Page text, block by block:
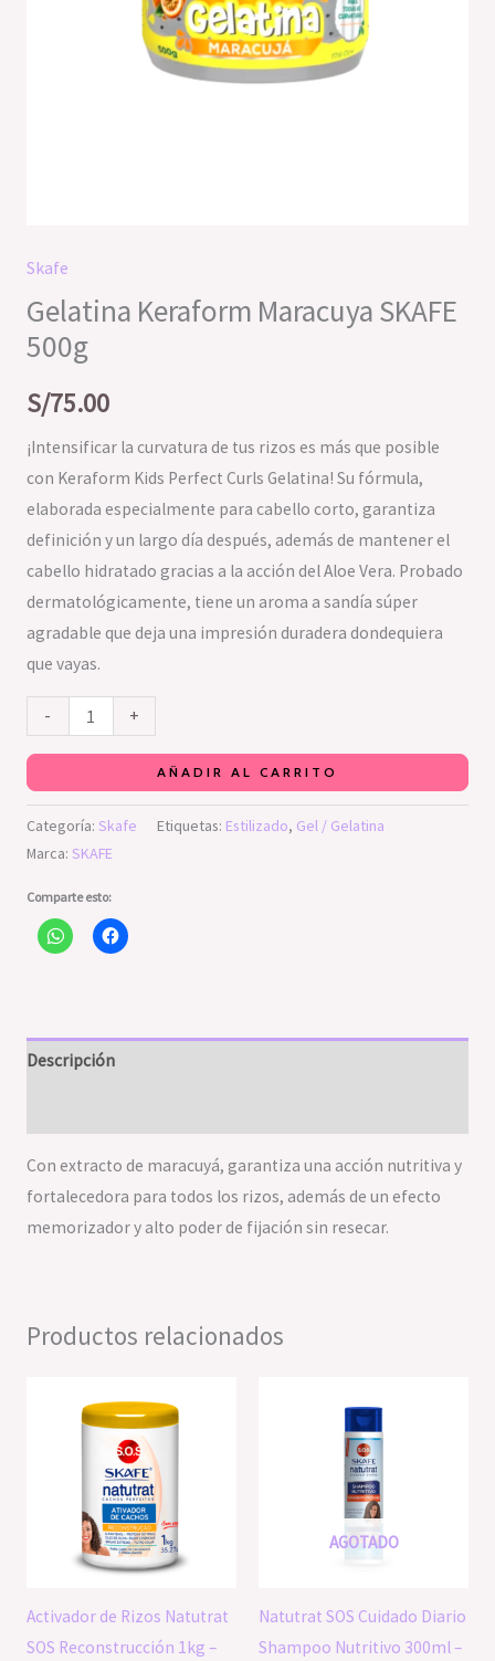
Skafe
Gelatina Keraform Maracuya SKAFE
500g
S/75.00
¡Intensificar la curvatura de tus rizos es más que posible
con Keraform Kids Perfect Curls Gelatina! Su fórmula,
elaborada especialmente para cabello corto, garantiza
definición y un largo día después, además de mantener el
cabello hidratado gracias a la acción del Aloe Vera. Probado
dermatológicamente, tiene un aroma a sandía súper
agradable que deja una impresión duradera dondequiera
que vayas.
- +
AÑADIR AL CARRITO
Categoría: Skafe Etiquetas: Estilizado, Gel / Gelatina
Marca: SKAFE
Comparte esto:
Descripción
Con extracto de maracuyá, garantiza una acción nutritiva y
fortalecedora para todos los rizos, además de un efecto
memorizador y alto poder de fijación sin resecar.
Productos relacionados
Activador de Rizos Natutrat
SOS Reconstrucción 1kg –
AGOTADO
Natutrat SOS Cuidado Diario
Shampoo Nutritivo 300ml –